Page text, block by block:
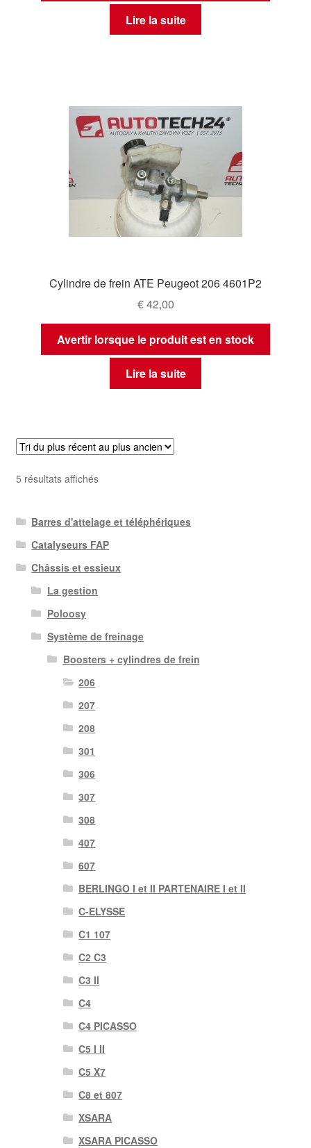
Lire la suite
Cylindre de frein ATE Peugeot 206 4601P2
€42,00
Avertir lorsque le produit est en stock
Lire la suite
5 résultats affichésTrié
récent
au
plus
ancien
Barres d'attelage et téléphériques
Catalyseurs FAP
Châssis et essieux
La gestion
Poloosy
Système de freinage
Boosters + cylindres de frein
206
207
208
301
306
307
308
407
607
BERLINGO I et II PARTENAIRE I et II
C-ELYSSE
C1 107
C2 C3
C3 II
C4
C4 PICASSO
C5 I II
C5 X7
C8 et 807
XSARA
XSARA PICASSO